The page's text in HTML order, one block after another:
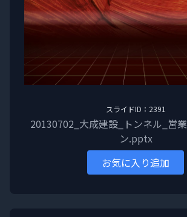
スライドID：2391
20130702_大成建設_トンネル_営
ン.pptx
お気に入り追加